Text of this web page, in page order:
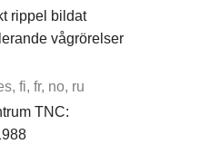
rippel bildat
vågrörelser
fi, fr, no, ru
TNC: